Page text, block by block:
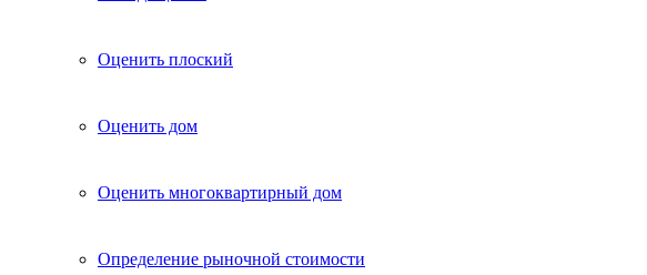
Оценить плоский
Оценить дом
Оценить многоквартирный дом
Определение рыночной стоимости